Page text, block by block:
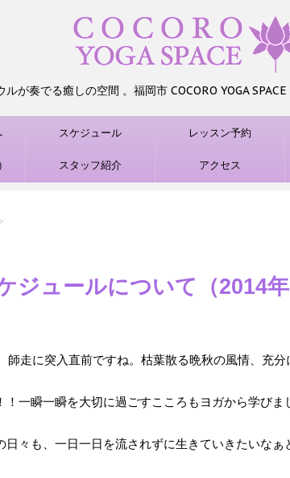
ルが奏でる癒しの空間 。福岡市 COCORO YOGA
スケジュール レッスン予約
スタッフ紹介 アクセス
ジュールについて（2014年
師走に突入直前ですね。枯葉散る晩秋の風情、充分
一瞬一瞬を大切に過ごすこころもヨガから学びま
々も、一日一日を流されずに生きていきたいなぁ